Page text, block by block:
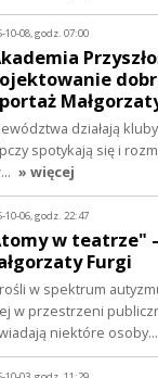
10-08, godz. 07:00
działają
spotykają się i
» więcej
10-06, godz. 22:47
w teatrze"
Furgi
w spektrum
w przestrzeni
niektóre osoby…